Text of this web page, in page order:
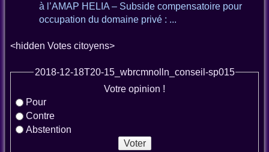
à l’AMAP HELIA – Subside compensatoire pour
occupation du domaine privé : ...
<hidden Votes citoyens>
2018-12-18T20-15_wbrcmnolln_conseil-sp015
Votre opinion !
Pour
Contre
Abstention